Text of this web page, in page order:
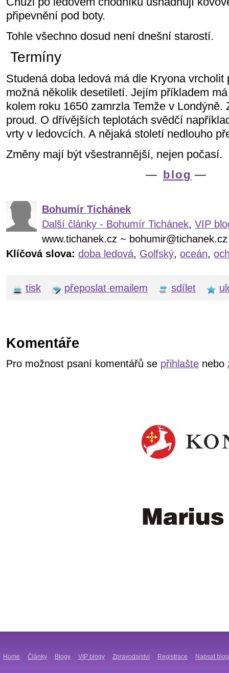
připevnění pod boty.
Tohle všechno dosud není dnešní starostí.
Termíny
Studená doba ledová má dle Kryona vrcholit
možná několik desetiletí. Jejím příkladem
kolem roku 1650 zamrzla Temže v Londýně.
proud. O dřívějších teplotách svědčí
vrty v ledovcích. A nějaká století nedlouho
Změny mají být všestrannější, nejen počasí.
— blog —
Bohumír Tichánek
Další články - Bohumír Tichánek, VIP
www.tichanek.cz ~ bohumir@tichanek.cz
Klíčová slova: doba ledová, Golfský, oceán,
tisk přeposlat emailem sdílet
Komentáře
Pro možnost psaní komentářů se přihlašte nebo
Home Články Blogy VIP blogy Zpravodajství Registrace Napsat blog